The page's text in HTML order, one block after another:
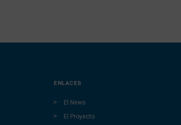
ENLACES
El News
El Proyecto